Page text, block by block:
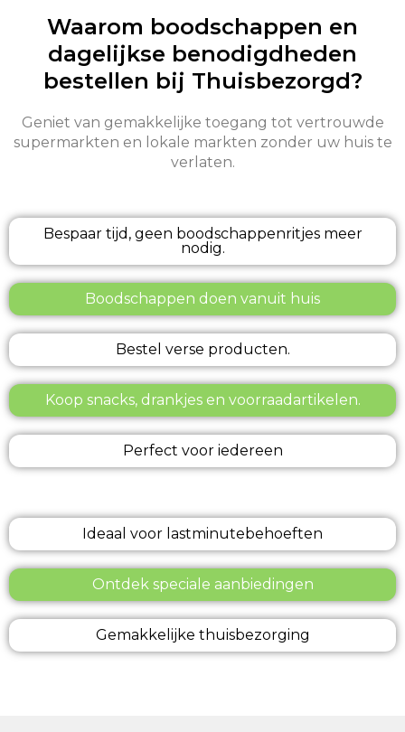
Waarom boodschappen en
dagelijkse benodigdheden
bestellen bij Thuisbezorgd?
Geniet van gemakkelijke toegang tot vertrouwde
supermarkten en lokale markten zonder uw huis te
verlaten.
Bespaar tijd, geen boodschappenritjes meer
nodig.
Boodschappen doen vanuit huis
Bestel verse producten.
Koop snacks, drankjes en voorraadartikelen.
Perfect voor iedereen
Ideaal voor lastminutebehoeften
Ontdek speciale aanbiedingen
Gemakkelijke thuisbezorging